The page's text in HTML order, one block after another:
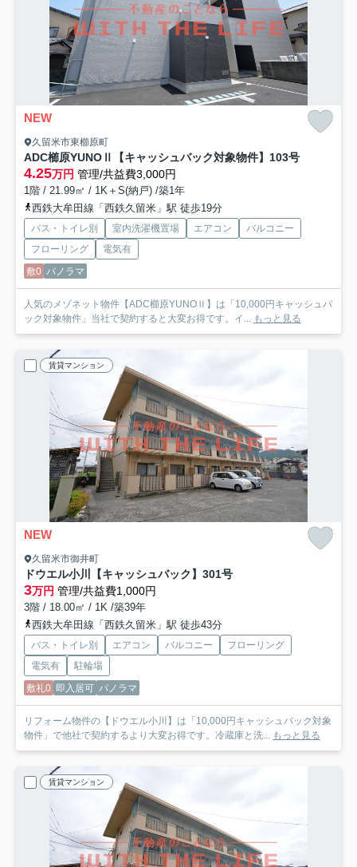
NEW
久留米市東櫛原町
ADC櫛原YUNOⅡ【キャッシュバック対象物件】 103号
4.25万円 管理/共益費3,000円
1階 / 21.99㎡ / 1K＋S(納戸) /築1年
西鉄大牟田線「西鉄久留米」駅 徒歩19分
バス・トイレ別 室内洗濯機置場 エアコン
バルコニー
フローリング
電気有
敷0 パノラマ
人気のメゾネット物件【ADC櫛原YUNOⅡ】は「10,000円キャッシュバ
ック対象物件」当社で契約すると大変お得です。イ... もっと見る
賃貸マンション
NEW
久留米市御井町
ドウエル小川【キャッシュバック】 301号
3万円 管理/共益費1,000円
3階 / 18.00㎡ / 1K /築39年
西鉄大牟田線「西鉄久留米」駅 徒歩43分
バス・トイレ別 エアコン バルコニー
フローリング
電気有
駐輪場
敷礼0 即入居可 パノラマ
リフォーム物件の【ドウエル小川】は「10,000円キャッシュバック対象
物件」で他社で契約するより大変お得です。冷蔵庫と洗...
もっと見る
賃貸マンション